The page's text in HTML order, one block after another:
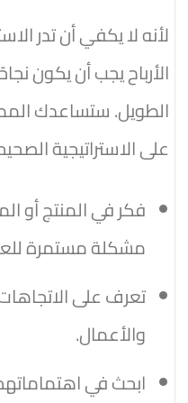
لأنه لا يكفي أن تدر
الأرباح يجب أن يكون
الطويل. ستساعدك
على الاستراتيجية
فكر في المنتج أو
مشكلة مستمرة
تعرف على
والأعمال.
ابحث في